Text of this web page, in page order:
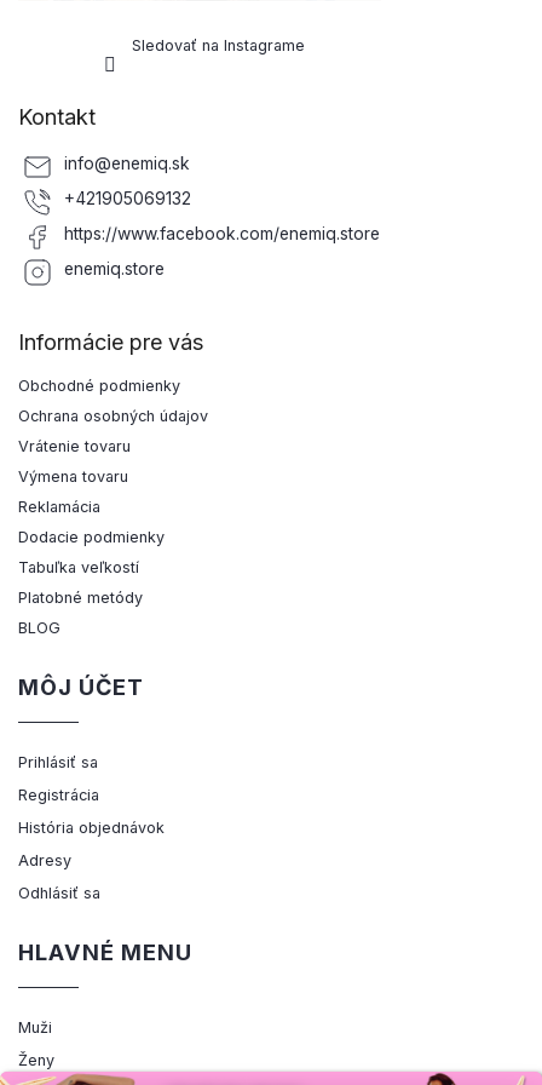
Sledovať na Instagrame
Kontakt
info@enemiq.sk
+421905069132
https://www.facebook.com/enemiq.store
enemiq.store
Informácie pre vás
Obchodné podmienky
Ochrana osobných údajov
Vrátenie tovaru
Výmena tovaru
Reklamácia
Dodacie podmienky
Tabuľka veľkostí
Platobné metódy
BLOG
MÔJ ÚČET
Prihlásiť sa
Registrácia
História objednávok
Adresy
Odhlásiť sa
HLAVNÉ MENU
Muži
Ženy